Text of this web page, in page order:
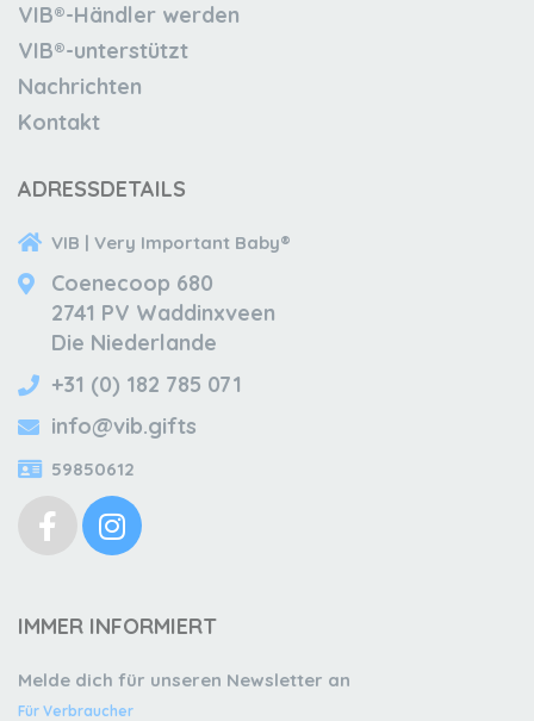
VIB®-Händler werden
VIB®-unterstützt
Nachrichten
Kontakt
ADRESSDETAILS
VIB | Very Important Baby®
Coenecoop 680
2741 PV Waddinxveen
Die Niederlande
+31 (0) 182 785 071
info@vib.gifts
59850612
IMMER INFORMIERT
Melde dich für unseren Newsletter an
Für Verbraucher